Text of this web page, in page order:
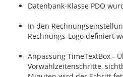
Datenbank-Klasse PDO
In den
Rechnungs-Logo definiert
Anpassung TimeTextBox -
Vorwahlzeitenschritte,